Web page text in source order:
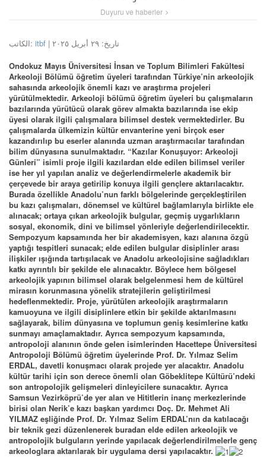
Duyuru ve haberler
الكاتب: itbf
| تاريخ: ٢٩ أبريل ٢٠٢٥
Ondokuz Mayıs Üniversitesi İnsan ve Toplum Bilimleri Fakültesi
Arkeoloji Bölümü öğretim üyeleri tarafından Türkiye’nin arkeolojik
sahasında arkeolojik önemli kazı ve araştırma projeleri
yürütülmektedir. Arkeoloji bölümü öğretim üyeleri bu çalışmaların
bazılarında yürütücü olarak görev almakta bazılarında ise ekip
üyesi olarak ilgili çalışmalara bilimsel destek vermektedirler. Bu
çalışmalarda ülkemizin kültür envanterine yeni birçok eser
kazandırılıp bu eserler alanında uzman araştırmacılar tarafından
bilim dünyasına sunulmaktadır. “Kazılar Konuşuyor: Arkeoloji
Günleri” isimli proje ilgili kazılardan elde edilen bilimsel veriler
ise her yıl yapılan analiz ve değerlendirmelerle akademik bir
çerçevede bir araya getirilip konuya ilgili gençlere aktarılacaktır.
Burada özellikle Anadolu’nun farklı bölgelerinde gerçekleştirilen
bu kazı çalışmaları, dönemsel ve kültürel bağlamlarıyla birlikte ele
alınacak; ortaya çıkan arkeolojik bulgular, geçmiş uygarlıkların
sosyal, ekonomik, dini ve bilimsel yönleriyle değerlendirilecektir.
Sempozyum kapsamında her bir akademisyen, kazı alanına özgü
yaptığı tespitleri sunacak; elde edilen bulgular disiplinler arası
ilişkiler ışığında tartışılacak ve Anadolu arkeolojisine sağladıkları
katkı ayrıntılı bir şekilde ele alınacaktır. Böylece hem bölgesel
arkeolojik yapının bilimsel olarak belgelenmesi hem de kültürel
mirasın korunmasına yönelik stratejilerin geliştirilmesi
hedeflenmektedir. Proje, yürütülen arkeolojik araştırmaların
kamuoyuna ve ilgili disiplinlere etkin bir şekilde aktarılmasını
sağlayarak, bilim dünyasına ve toplumun geniş kesimlerine katkı
sunmayı amaçlamaktadır. Ayrıca sempozyum kapsamında,
antropoloji alanının önde gelen isimlerinden Hacettepe Üniversitesi
Antropoloji Bölümü öğretim üyelerinde Prof. Dr. Yılmaz Selim
ERDAL, davetli konuşmacı olarak projede yer alacaktır. Anadolu
kültür tarihi için son derece önemli olan Göbeklitepe Kültürü’ndeki
son antropolojik gelişmeleri dinleyicilere sunacaktır. Ayrıca
Samsun Vezirköprü’de yer alan ve Hititlerin inanç merkezlerinde
birisi olan Nerik’e kazı başkan yardımcı Doç. Dr. Mehmet Ali
YILMAZ eşliğinde Prof. Dr. Yılmaz Selim ERDAL’nın da katılacağı
bir teknik gezi düzenlenerek buradan elde edilen arkeolojik ve
antropolojik bulguların yerinde yapılacak değerlendirilmelerle genç
arkeologlara aktarılarak bir uygulama dersi yapılacaktır.